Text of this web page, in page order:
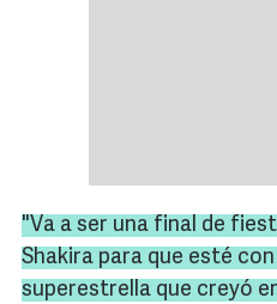
"Va a ser una final de
Shakira para que esté
superestrella que creyó